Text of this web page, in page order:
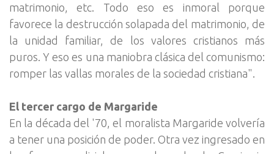
matrimonio, etc. Todo eso es inmoral porque
favorece la destrucción solapada del matrimonio, de
la unidad familiar, de los valores cristianos más
puros. Y eso es una maniobra clásica del comunismo:
romper las vallas morales de la sociedad cristiana".
El tercer cargo de Margaride
En la década del '70, el moralista Margaride volvería
a tener una posición de poder. Otra vez ingresado en